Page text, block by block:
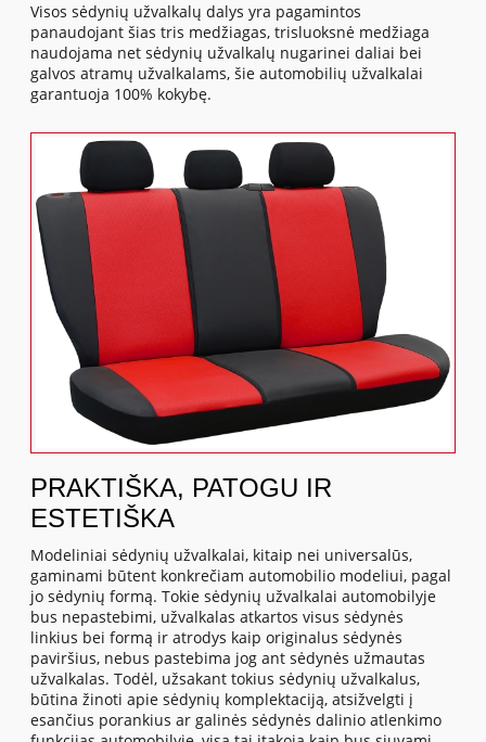
Visos sėdynių užvalkalų dalys yra pagamintos
panaudojant šias tris medžiagas, trisluoksnė medžiaga
naudojama net sėdynių užvalkalų nugarinei daliai bei
galvos atramų užvalkalams, šie automobilių užvalkalai
garantuoja 100% kokybę.
PRAKTIŠKA, PATOGU IR
ESTETIŠKA
Modeliniai sėdynių užvalkalai, kitaip nei universalūs,
gaminami būtent konkrečiam automobilio modeliui, pagal
jo sėdynių formą. Tokie sėdynių užvalkalai automobilyje
bus nepastebimi, užvalkalas atkartos visus sėdynės
linkius bei formą ir atrodys kaip originalus sėdynės
paviršius, nebus pastebima jog ant sėdynės užmautas
užvalkalas. Todėl, užsakant tokius sėdynių užvalkalus,
būtina žinoti apie sėdynių komplektaciją, atsižvelgti į
esančius porankius ar galinės sėdynės dalinio atlenkimo